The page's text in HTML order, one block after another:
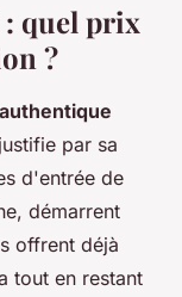
: quel prix
?
par sa
d'entrée de
démarrent
offrent déjà
tout en restant